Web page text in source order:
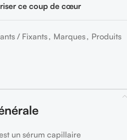
ce coup de cœur
/ Fixants, Marques, Produits
un sérum capillaire